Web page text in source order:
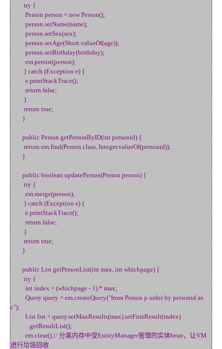
try {
Person person = new Person();
person.setName(name);
person.setSex(sex);
person.setAge(Short.valueOf(age));
person.setBirthday(birthday);
em.persist(person);
} catch (Exception e) {
e.printStackTrace();
return false;
}
return true;
}
public Person getPersonByID(int personid) {
return em.find(Person.class, Integer.valueOf(personid));
}
public boolean updatePerson(Person person) {
try {
em.merge(person);
} catch (Exception e) {
e.printStackTrace();
return false;
}
return true;
}
public List getPersonList(int max, int whichpage) {
try {
int index = (whichpage - 1) * max;
Query query = em.createQuery("from Person p order by personid as
c");
List list = query.setMaxResults(max).setFirstResult(index)
.getResultList();
em.clear();// 分离内存中受EntityManager管理的实体bean，让VM
进行垃圾回收